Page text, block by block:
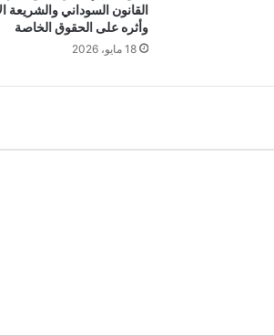
القانون السوداني والشريعة
وأثره على الحقوق الخاصة
18 مايو، 2026